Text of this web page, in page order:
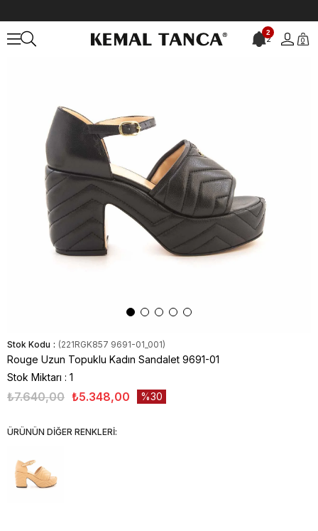
2
2 0
Stok Kodu (221RGK857 9691-01_001)
Rouge Uzun Topuklu Kadın Sandalet 9691-01
Stok Miktarı : 1
₺7.640,00 ₺5.348,00 30
ÜRÜNÜN DİĞER RENKLERİ: